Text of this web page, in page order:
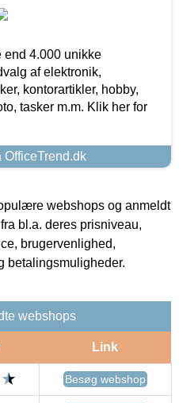
end 4.000 unikke
af elektronik,
kontorartikler, hobby,
tasker m.m. Klik her for
OfficeTrend.dk
webshops og anmeldt
bl.a. deres prisniveau,
brugervenlighed,
betalingsmuligheder.
webshops
Link
Besøg webshop